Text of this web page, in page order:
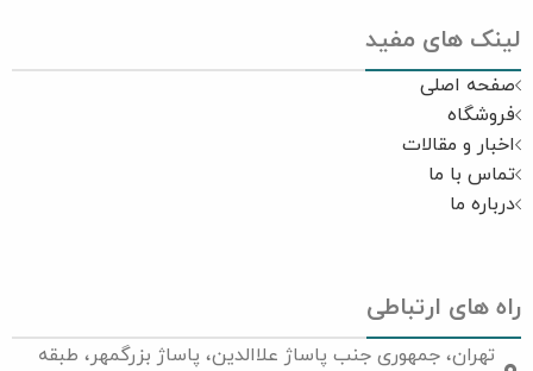
لینک های مفید
صفحه اصلی
فروشگاه
اخبار و مقالات
تماس با ما
درباره ما
راه های ارتباطی
تهران، جمهوری جنب پاساژ علاالدین، پاساژ بزرگمهر، طبقه